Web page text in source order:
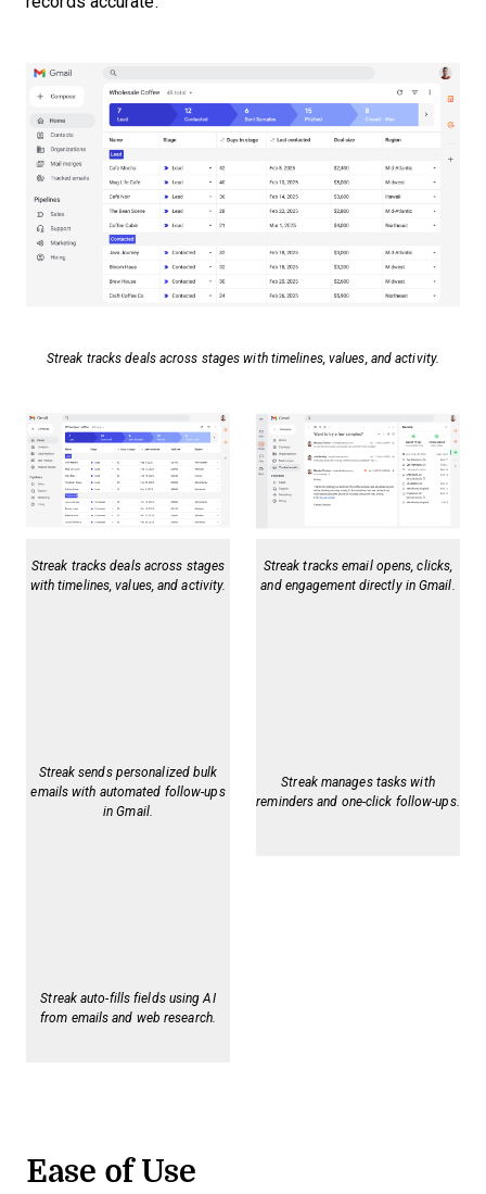
Streak tracks deals across stages with timelines, values, and activity.
Streak tracks deals across stages
with timelines, values, and activity.
Streak tracks email opens, clicks,
and engagement directly in Gmail.
Streak sends personalized bulk
emails with automated follow-ups
in Gmail.
Streak manages tasks with
reminders and one-click follow-ups.
Streak auto-fills fields using AI
from emails and web research.
Ease of Use